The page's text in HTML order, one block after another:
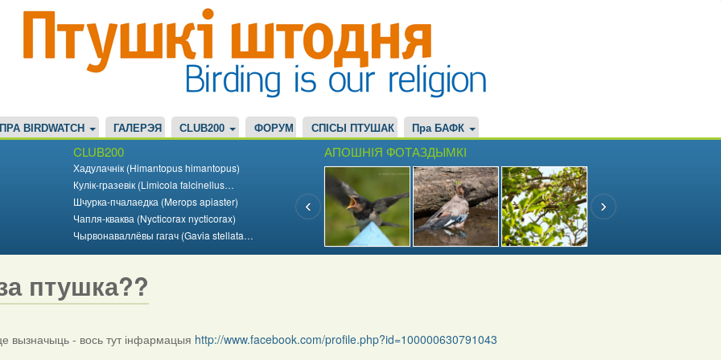
ПРА BIRDWATCH ГАЛЕРЭЯ CLUB200 ФОРУМ СПІСЫ ПТУШАК Пра БАФК
CLUB200
Хадулачнік (Himantopus himantopus)
Кулік-гразевік (Limicola falcinellus…
Шчурка-пчалаедка (Merops apiaster)
Чапля-кваква (Nycticorax nycticorax)
Чырвонаваллёвы гагач (Gavia stellata…
АПОШНІЯ ФОТАЗДЫМКІ
птушка??
вызначыць - вось тут інфармацыя http://www.facebook.com/profile.php?id=100000630791043